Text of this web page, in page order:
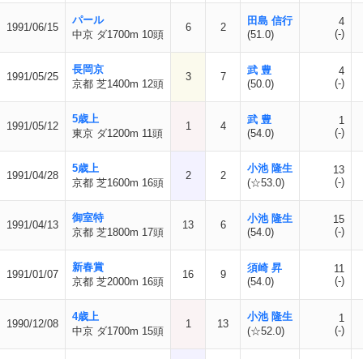
1991/06/15
パール
中京 ダ1700m 10頭
6 2
田島 信行
(51.0)
4
(-)
1991/05/25
長岡京
京都 芝1400m 12頭
3 7
武 豊
(50.0)
4
(-)
1991/05/12
5歳上
東京 ダ1200m 11頭
1 4
武 豊
(54.0)
1
(-)
1991/04/28
5歳上
京都 芝1600m 16頭
2 2
小池 隆生
(☆53.0)
13
(-)
1991/04/13
御室特
京都 芝1800m 17頭
13 6
小池 隆生
(54.0)
15
(-)
1991/01/07
新春賞
京都 芝2000m 16頭
16 9
須崎 昇
(54.0)
11
(-)
1990/12/08
4歳上
中京 ダ1700m 15頭
1 13
小池 隆生
(☆52.0)
1
(-)